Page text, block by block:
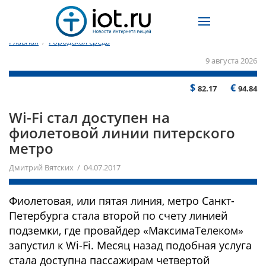
Главная / Городская среда
9 августа 2026
$ 82.17 € 94.84
Wi-Fi стал доступен на
фиолетовой линии питерского
метро
Дмитрий Вятских / 04.07.2017
Фиолетовая, или пятая линия, метро Санкт-
Петербурга стала второй по счету линией
подземки, где провайдер «МаксимаТелеком»
запустил к Wi-Fi. Месяц назад подобная услуга
стала доступна пассажирам четвертой